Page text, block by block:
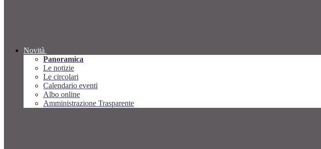
Novità
Panoramica
Le notizie
Le circolari
Calendario eventi
Albo online
Amministrazione Trasparente